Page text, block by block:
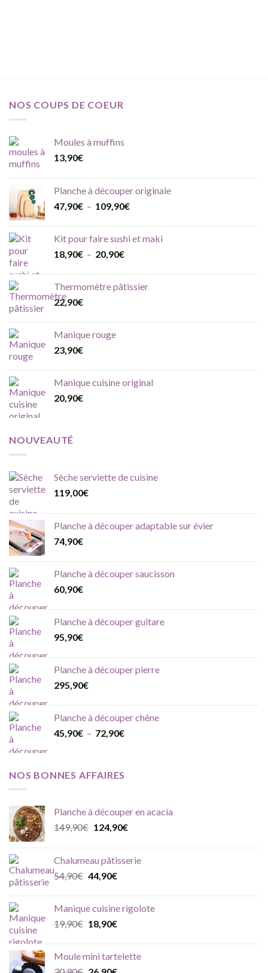
NOS COUPS DE COEUR
Moules à muffins
13,90€
Planche à découper originale
47,90€ – 109,90€Plage
47,90€
Kit pour faire sushi et maki
18,90€ – 20,90€Plage
18,90€
Thermomètre pâtissier
22,90€
Manique rouge
23,90€
Manique cuisine original
20,90€
NOUVEAUTÉ
Sèche serviette de cuisine
119,00€
Planche à découper adaptable sur évier
74,90€
Planche à découper saucisson
60,90€
Planche à découper guitare
95,90€
Planche à découper pierre
295,90€
Planche à découper chêne
45,90€ – 72,90€Plage
NOS BONNES AFFAIRES
Planche à découper en acacia
149,90€ Le
était :
149,90€.
124,90€Le
est :
Chalumeau pâtisserie
54,90€ Le
était :
54,90€.
44,90€Le
est :
44,90€.
Manique cuisine rigolote
19,90€ Le
était :
18,90€Le
est :
Moule mini tartelette